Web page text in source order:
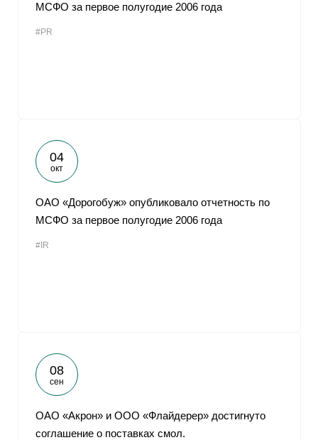
МСФО за первое полугодие 2006 года
#PR
04
окт
ОАО «Дорогобуж» опубликовало отчетность по
МСФО за первое полугодие 2006 года
#IR
08
сен
ОАО «Акрон» и ООО «Флайдерер» достигнуто
соглашение о поставках смол.